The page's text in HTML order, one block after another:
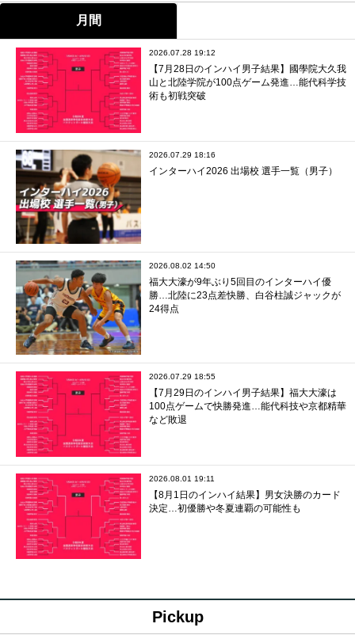
月間
2026.07.28 19:12
【7月28日のインハイ男子結果】國學院大久我
山と北陸学院が100点ゲーム発進…能代科学技
術も初戦突破
2026.07.29 18:16
インターハイ2026 出場校 選手一覧（男子）
2026.08.02 14:50
福大大濠が9年ぶり5回目のインターハイ優
勝…北陸に23点差快勝、白谷柱誠ジャックが
24得点
2026.07.29 18:55
【7月29日のインハイ男子結果】福大大濠は
100点ゲームで快勝発進…能代科技や京都精華
など敗退
2026.08.01 19:11
【8月1日のインハイ結果】男女決勝のカード
決定…初優勝や冬夏連覇の可能性も
Pickup